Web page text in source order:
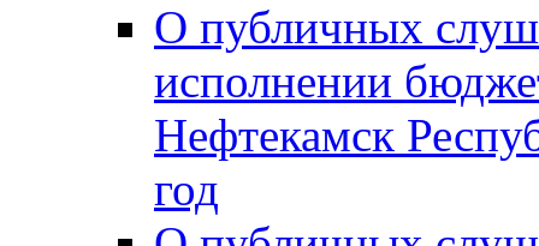
О публичных
исполнении
Нефтекамск
год